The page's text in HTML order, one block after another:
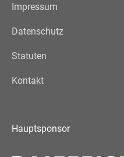
Impressum
Datenschutz
Statuten
Kontakt
Hauptsponsor